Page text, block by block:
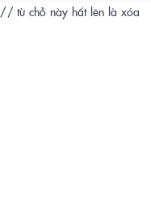
// từ chỗ này hất lên là xóa